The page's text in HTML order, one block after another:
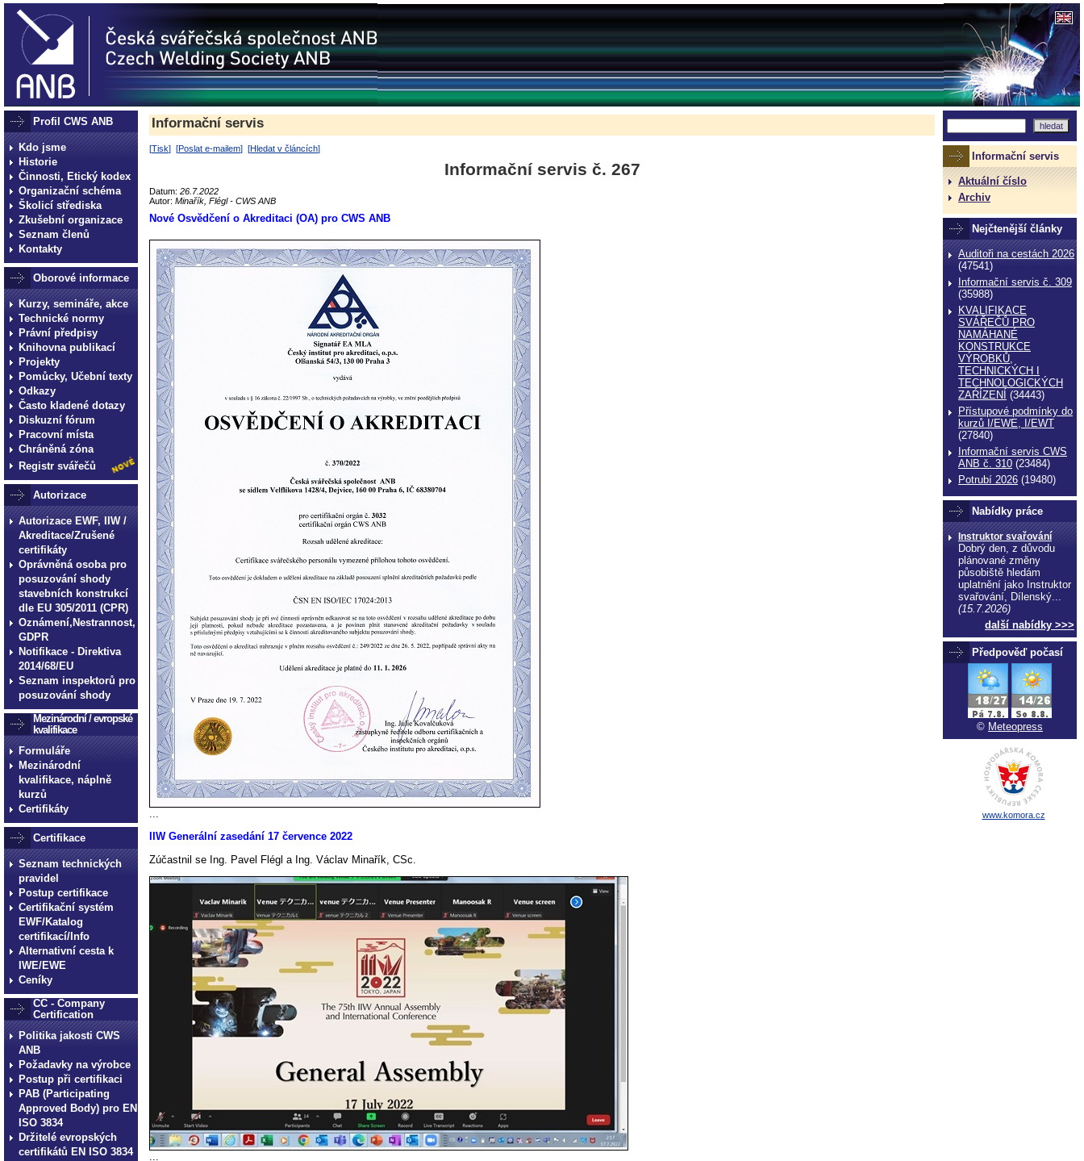
Profil CWS ANB
Kdo jsme
Historie
Činnosti, Etický kodex
Organizační schéma
Školicí střediska
Zkušební organizace
Seznam členů
Kontakty
Oborové informace
Kurzy, semináře, akce
Technické normy
Právní předpisy
Knihovna publikací
Projekty
Pomůcky, Učební texty
Odkazy
Často kladené dotazy
Diskuzní fórum
Pracovní místa
Chráněná zóna
Registr svářečů
Autorizace
Autorizace EWF, IIW /
Akreditace/Zrušené
certifikáty
Oprávněná osoba pro
posuzování shody
stavebních konstrukcí
dle EU 305/2011 (CPR)
Oznámení,Nestrannost,
GDPR
Notifikace - Direktiva
2014/68/EU
Seznam inspektorů pro
posuzování shody
Mezinárodní / evropské
kvalifikace
Formuláře
Mezinárodní
kvalifikace, náplně
kurzů
Certifikáty
Certifikace
Seznam technických
pravidel
Postup certifikace
Certifikační systém
EWF/Katalog
certifikací/Info
Alternativní cesta k
IWE/EWE
Ceníky
CC - Company
Certification
Politika jakosti CWS
ANB
Požadavky na výrobce
Postup při certifikaci
PAB (Participating
Approved Body) pro EN
ISO 3834
Držitelé evropských
certifikátů EN ISO 3834
Informační servis
[Tisk] [Poslat e-mailem] [Hledat v článcích]
Informační servis č. 267
Datum: 26.7.2022
Autor: Minařík, Flégl - CWS ANB
Nové Osvědčení o Akreditaci (OA) pro CWS ANB
...
IIW Generální zasedání 17 července 2022
Zúčastnil se Ing. Pavel Flégl a Ing. Václav Minařík, CSc.
Informační servis
Aktuální číslo
Archiv
Nejčtenější články
Auditoři na cestách 2026
(47541)
Informační servis č. 309
(35988)
KVALIFIKACE
SVÁŘEČŮ PRO
NAMÁHANÉ
KONSTRUKCE
VÝROBKŮ,
TECHNICKÝCH I
TECHNOLOGICKÝCH
ZAŔÍZENÍ (34443)
Přístupové podmínky do
kurzů I/EWE, I/EWT
(27840)
Informační servis CWS
ANB č. 310 (23484)
Potrubí 2026 (19480)
Nabídky práce
Instruktor svařování
Dobrý den, z důvodu
plánované změny
působiště hledám
uplatnění jako Instruktor
svařování, Dílenský...
(15.7.2026)
další nabídky >>>
Předpověď počasí
© Meteopress
www.komora.cz